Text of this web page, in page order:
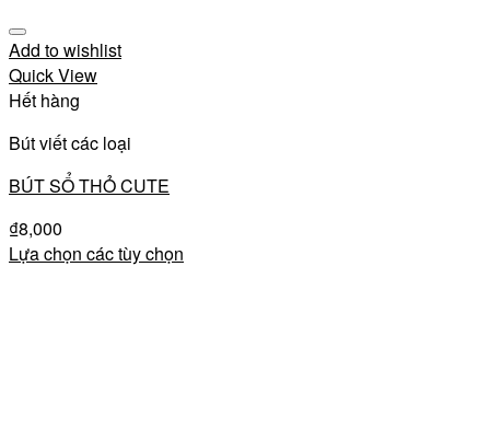
Add to wishlist
Quick View
Hết hàng
Bút viết các loại
BÚT SỔ THỎ CUTE
₫8,000
Lựa chọn các tùy chọn